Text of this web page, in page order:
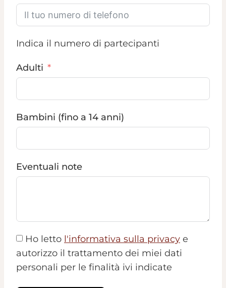
Indica il numero di partecipanti
Adulti
Bambini (fino a 14 anni)
Eventuali note
Ho letto l'informativa sulla privacy e
autorizzo il trattamento dei miei dati
personali per le finalità ivi indicate